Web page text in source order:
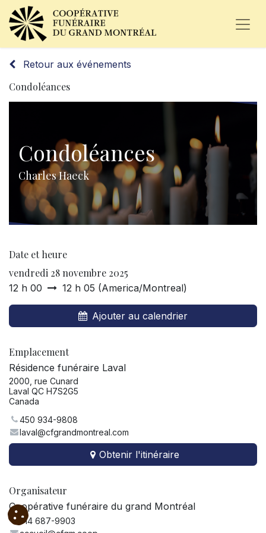
Retour aux événements
Condoléances
Condoléances
Charles Haeck
Date et heure
vendredi 28 novembre 2025
12 h 00 12 h 05 (America/Montreal)
Ajouter au calendrier
Emplacement
Résidence funéraire Laval
2000, rue Cunard
Laval QC H7S2G5
Canada
450 934-9808
laval@cfgrandmontreal.com
Obtenir l'itinéraire
Organisateur
Coopérative funéraire du grand Montréal
514 687-9903